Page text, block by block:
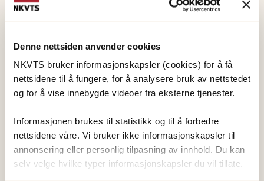
Denne nettsiden anvender cookies
NKVTS bruker informasjonskapsler (cookies) for å få
nettsidene til å fungere, for å analysere bruk av nettstedet
og for å vise innebygde videoer fra eksterne tjenester.
Informasjonen brukes til statistikk og til å forbedre
nettsidene våre. Vi bruker ikke informasjonskapsler til
annonsering eller personlig tilpasning av innhold. Du kan
selv velge hvilke typer informasjonskapsler du vil tillate.
Publisert:
NKVTS utvikler og sprer kunnskap og kompetanse
om vold og traumatisk stress. Formålet er å bidra
til å forebygge og redusere de helsemessige og
sosiale konsekvensene som vold og traumatisk